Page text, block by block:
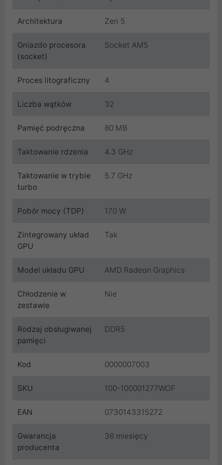
Architektura Zen 5
Gniazdo procesora
(socket)
Socket AM5
Proces litograficzny 4
Liczba wątków 32
Pamięć podręczna 80 MB
Taktowanie rdzenia 4.3 GHz
Taktowanie w trybie
turbo
5.7 GHz
Pobór mocy (TDP) 170 W
Zintegrowany układ
GPU
Tak
Model układu GPU AMD Radeon Graphics
Chłodzenie w
zestawie
Nie
Rodzaj obsługiwanej
pamięci
DDR5
Kod 0000007003
SKU 100-100001277WOF
EAN 0730143315272
Gwarancja
producenta
36 miesięcy